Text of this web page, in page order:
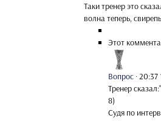
Таки тренер это
волна теперь,
Этот
Вопрос ·20:37
Тренер
8)
Судя по